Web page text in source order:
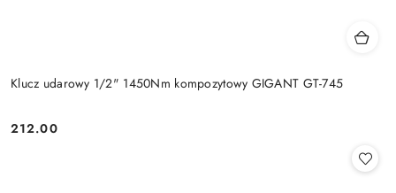
Klucz udarowy 1/2" 1450Nm kompozytowy GIGANT GT-745
Cena:
212.00